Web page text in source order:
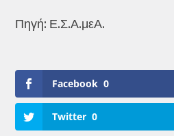
Πηγή: Ε.Σ.Α.μεΑ.
Facebook 0
Twitter 0